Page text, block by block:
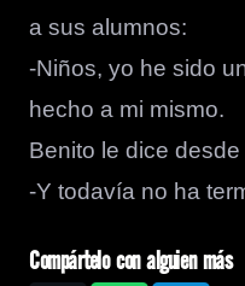
a sus alumnos:
-Niños, yo he sido
hecho a mi mismo.
Benito le dice
-Y todavía no ha
Compártelo con alguien más